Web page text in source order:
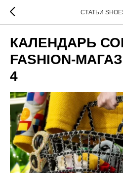
СТАТЬИ
КАЛЕНДАРЬ
FASHION-
4